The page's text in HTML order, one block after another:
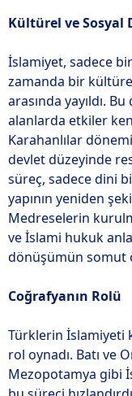
Kültürel ve Sosyal
İslamiyet, sadece
zamanda bir
arasında yayıldı.
alanlarda etkiler
Karahanlılar
devlet düzeyinde
süreç, sadece dini
yapının yeniden
Medreselerin
ve İslami hukuk
dönüşümün somut
Coğrafyanın Rolü
Türklerin İslamiyeti
rol oynadı. Batı ve
Mezopotamya gibi